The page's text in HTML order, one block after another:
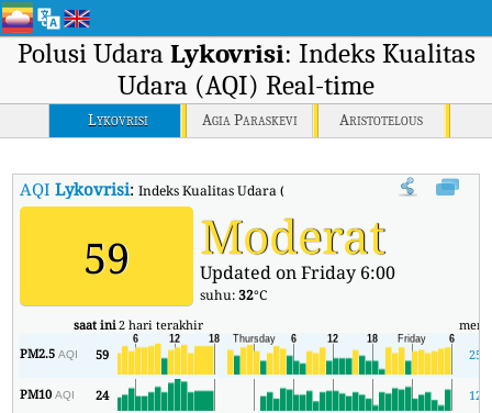
Polusi Udara Lykovrisi: Indeks Kualitas
Udara (AQI) Real-time
Lykovrisi Agia Paraskevi Aristotelous
AQILykovrisi:Indeks Kualitas Udara (AQI) Real-time Lykovrisi.
59 Moderat
Updated on Friday 6:00
suhu:32°C
saat ini2 hari terakhir
PM2.5AQI 59 25
PM10AQI 24 12